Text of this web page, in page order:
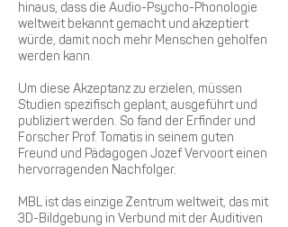
hinaus, dass die Audio-Psycho-Phonologie
weltweit bekannt gemacht und akzeptiert
würde, damit noch mehr Menschen geholfen
werden kann.
Um diese Akzeptanz zu erzielen, müssen
Studien spezifisch geplant, ausgeführt und
publiziert werden. So fand der Erfinder und
Forscher Prof. Tomatis in seinem guten
Freund und Pädagogen Jozef Vervoort einen
hervorragenden Nachfolger.
MBL ist das einzige Zentrum weltweit, das mit
3D-Bildgebung in Verbund mit der Auditiven